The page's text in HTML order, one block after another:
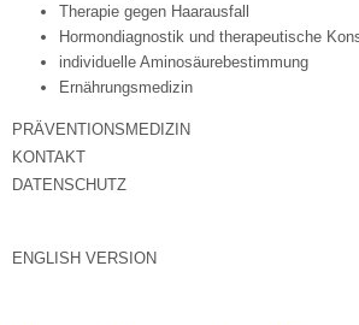
Therapie gegen Haarausfall
Hormondiagnostik und therapeutische
individuelle Aminosäurebestimmung
Ernährungsmedizin
PRÄVENTIONSMEDIZIN
KONTAKT
DATENSCHUTZ
ENGLISH VERSION